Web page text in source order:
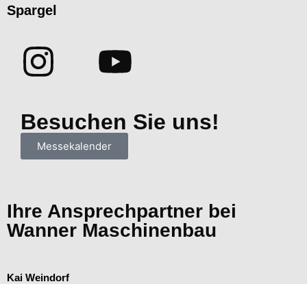
Spargel
Besuchen Sie uns!
Messekalender
Ihre Ansprechpartner bei
Wanner Maschinenbau
Kai Weindorf